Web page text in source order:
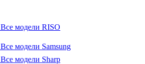
Все модели RISO
Все модели Samsung
Все модели Sharp